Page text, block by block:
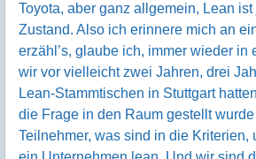
Toyota, aber ganz allgemein, Lean
Zustand. Also ich erinnere mich an
erzähl’s, glaube ich, immer wieder in
wir vor vielleicht zwei Jahren, drei
Lean-Stammtischen in Stuttgart
die Frage in den Raum gestellt
Teilnehmer, was sind in die Kriterien,